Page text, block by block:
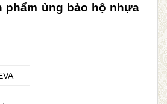
phẩm ủng bảo hộ nhựa